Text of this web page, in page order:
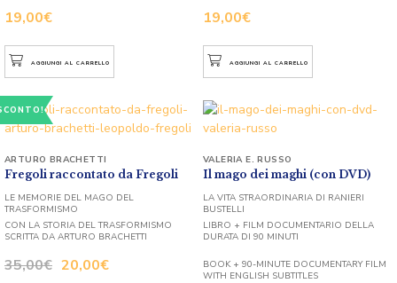
19,00€
AGGIUNGI AL CARRELLO
19,00€
AGGIUNGI AL CARRELLO
Fregoli raccontato da Fregoli
35,00€ 20,00€
ARTURO BRACHETTI
LE MEMORIE DEL MAGO DEL
TRASFORMISMO
CON LA STORIA DEL TRASFORMISMO
SCRITTA DA ARTURO BRACHETTI
Il mago dei maghi (con DVD)
VALERIA E. RUSSO
LA VITA STRAORDINARIA DI RANIERI
BUSTELLI
LIBRO + FILM DOCUMENTARIO DELLA
DURATA DI 90 MINUTI
BOOK + 90-MINUTE DOCUMENTARY FILM
WITH ENGLISH SUBTITLES